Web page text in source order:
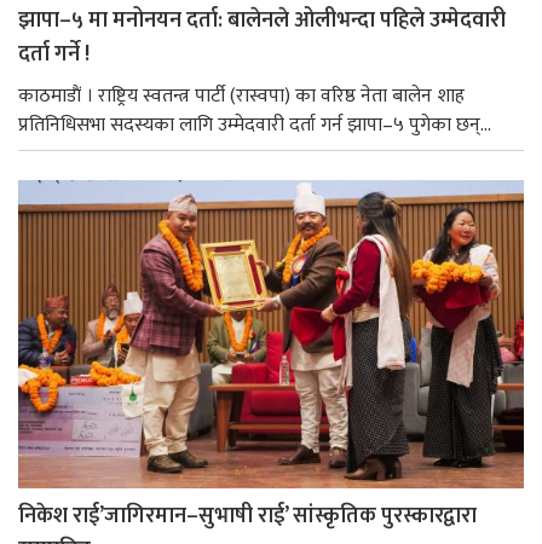
झापा–५ मा मनोनयन दर्ता: बालेनले ओलीभन्दा पहिले उम्मेदवारी
दर्ता गर्ने !
काठमाडाैं । राष्ट्रिय स्वतन्त्र पार्टी (रास्वपा) का वरिष्ठ नेता बालेन शाह
प्रतिनिधिसभा सदस्यका लागि उम्मेदवारी दर्ता गर्न झापा–५ पुगेका छन्...
निकेश राई’जागिरमान–सुभाषी राई’ सांस्कृतिक पुरस्कारद्वारा